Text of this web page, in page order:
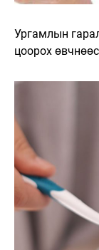
Ургамлын
цоорох